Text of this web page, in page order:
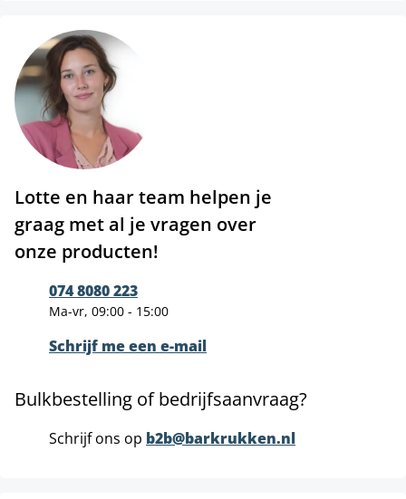
Lotte en haar team helpen je
graag met al je vragen over
onze producten!
074 8080 223
Ma-vr, 09:00 - 15:00
Schrijf me een e-mail
Bulkbestelling of bedrijfsaanvraag?
Schrijf ons op b2b@barkrukken.nl